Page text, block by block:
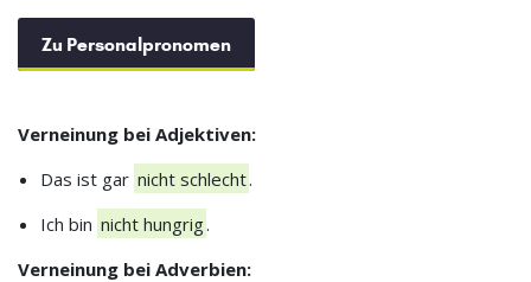
Zu Personalpronomen
Verneinung bei Adjektiven:
Das ist gar nicht schlecht.
Ich bin nicht hungrig.
Verneinung bei Adverbien: